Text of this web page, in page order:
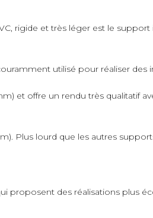
rigide et très léger est le
utilisé pour réaliser des
et offre un rendu très qualitatif
Plus lourd que les autres
proposent des réalisations plus